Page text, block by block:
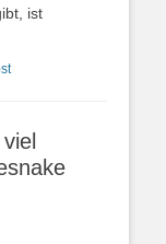
ist